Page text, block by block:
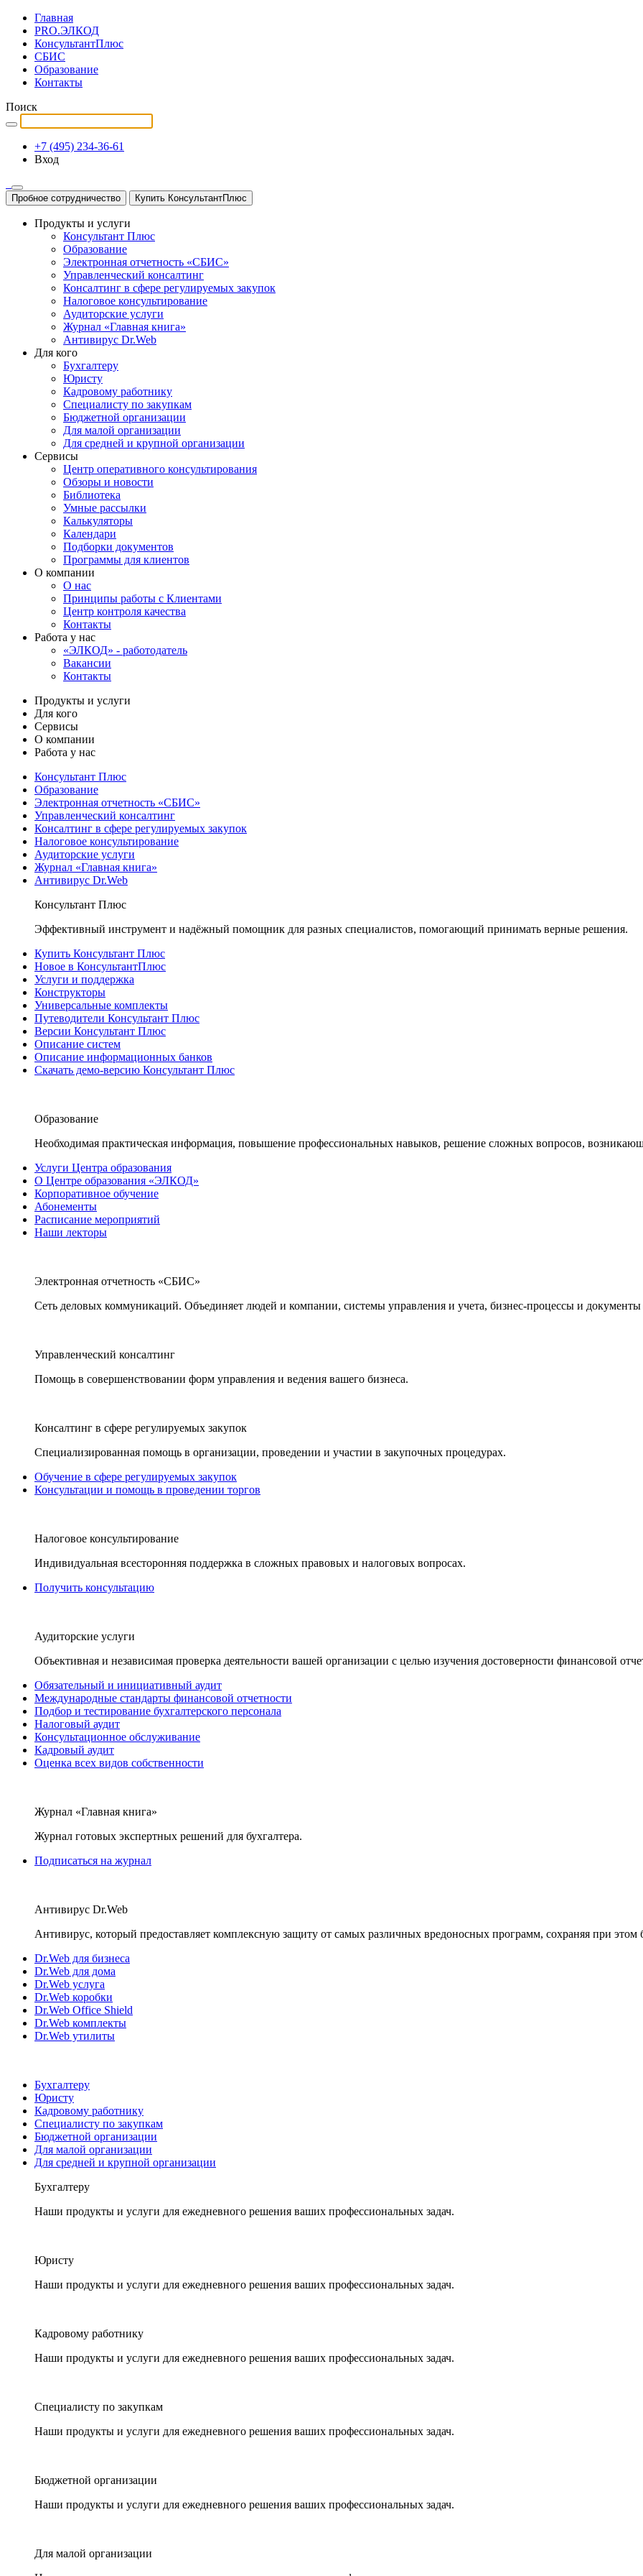
Главная
PRO.ЭЛКОД
КонсультантПлюс
СБИС
Образование
Контакты
Поиск
+7 (495) 234-36-61
Вход
Пробное сотрудничество Купить КонсультантПлюс
Продукты и услуги
Консультант Плюс
Образование
Электронная отчетность «СБИС»
Управленческий консалтинг
Консалтинг в сфере регулируемых закупок
Налоговое консультирование
Аудиторские услуги
Журнал «Главная книга»
Антивирус Dr.Web
Для кого
Бухгалтеру
Юристу
Кадровому работнику
Специалисту по закупкам
Бюджетной организации
Для малой организации
Для средней и крупной организации
Сервисы
Центр оперативного консультирования
Обзоры и новости
Библиотека
Умные рассылки
Калькуляторы
Календари
Подборки документов
Программы для клиентов
О компании
О нас
Принципы работы с Клиентами
Центр контроля качества
Контакты
Работа у нас
«ЭЛКОД» - работодатель
Вакансии
Контакты
Продукты и услуги
Для кого
Сервисы
О компании
Работа у нас
Консультант Плюс
Образование
Электронная отчетность «СБИС»
Управленческий консалтинг
Консалтинг в сфере регулируемых закупок
Налоговое консультирование
Аудиторские услуги
Журнал «Главная книга»
Антивирус Dr.Web
Консультант Плюс
Эффективный инструмент и надёжный помощник для разных специалистов, помогающий принимать верные решения.
Купить Консультант Плюс
Новое в КонсультантПлюс
Услуги и поддержка
Конструкторы
Универсальные комплекты
Путеводители Консультант Плюс
Версии Консультант Плюс
Описание систем
Описание информационных банков
Скачать демо-версию Консультант Плюс
Образование
Необходимая практическая информация, повышение профессиональных навыков, решение сложных вопросов,
Услуги Центра образования
О Центре образования «ЭЛКОД»
Корпоративное обучение
Абонементы
Расписание мероприятий
Наши лекторы
Электронная отчетность «СБИС»
Сеть деловых коммуникаций. Объединяет людей и компании, системы управления и учета, бизнес-процессы и документы
Управленческий консалтинг
Помощь в совершенствовании форм управления и ведения вашего бизнеса.
Консалтинг в сфере регулируемых закупок
Специализированная помощь в организации, проведении и участии в закупочных процедурах.
Обучение в сфере регулируемых закупок
Консультации и помощь в проведении торгов
Налоговое консультирование
Индивидуальная всесторонняя поддержка в сложных правовых и налоговых вопросах.
Получить консультацию
Аудиторские услуги
Объективная и независимая проверка деятельности вашей организации с целью изучения достоверности финансовой
Обязательный и инициативный аудит
Международные стандарты финансовой отчетности
Подбор и тестирование бухгалтерского персонала
Налоговый аудит
Консультационное обслуживание
Кадровый аудит
Оценка всех видов собственности
Журнал «Главная книга»
Журнал готовых экспертных решений для бухгалтера.
Подписаться на журнал
Антивирус Dr.Web
Антивирус, который предоставляет комплексную защиту от самых различных вредоносных программ, сохраняя при этом
Dr.Web для бизнеса
Dr.Web для дома
Dr.Web услуга
Dr.Web коробки
Dr.Web Office Shield
Dr.Web комплекты
Dr.Web утилиты
Бухгалтеру
Юристу
Кадровому работнику
Специалисту по закупкам
Бюджетной организации
Для малой организации
Для средней и крупной организации
Бухгалтеру
Наши продукты и услуги для ежедневного решения ваших профессиональных задач.
Юристу
Наши продукты и услуги для ежедневного решения ваших профессиональных задач.
Кадровому работнику
Наши продукты и услуги для ежедневного решения ваших профессиональных задач.
Специалисту по закупкам
Наши продукты и услуги для ежедневного решения ваших профессиональных задач.
Бюджетной организации
Наши продукты и услуги для ежедневного решения ваших профессиональных задач.
Для малой организации